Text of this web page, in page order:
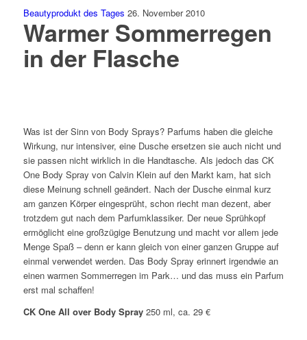
Beautyprodukt des Tages 26. November 2010
Warmer Sommerregen
in der Flasche
Was ist der Sinn von Body Sprays? Parfums haben die gleiche
Wirkung, nur intensiver, eine Dusche ersetzen sie auch nicht und
sie passen nicht wirklich in die Handtasche. Als jedoch das CK
One Body Spray von Calvin Klein auf den Markt kam, hat sich
diese Meinung schnell geändert. Nach der Dusche einmal kurz
am ganzen Körper eingesprüht, schon riecht man dezent, aber
trotzdem gut nach dem Parfumklassiker. Der neue Sprühkopf
ermöglicht eine großzügige Benutzung und macht vor allem jede
Menge Spaß – denn er kann gleich von einer ganzen Gruppe auf
einmal verwendet werden. Das Body Spray erinnert irgendwie an
einen warmen Sommerregen im Park… und das muss ein Parfum
erst mal schaffen!
CK One All over Body Spray250 ml, ca. 29 €